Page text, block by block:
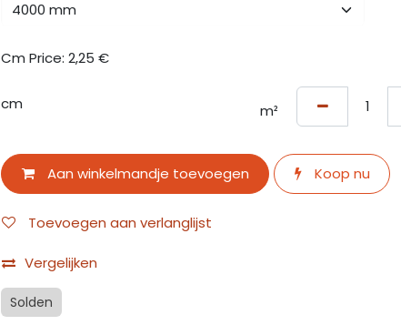
Cm Price: 2,25 €
cm m²
Aan winkelmandje toevoegen Koop nu
Toevoegen aan verlanglijst
Vergelijken
Solden